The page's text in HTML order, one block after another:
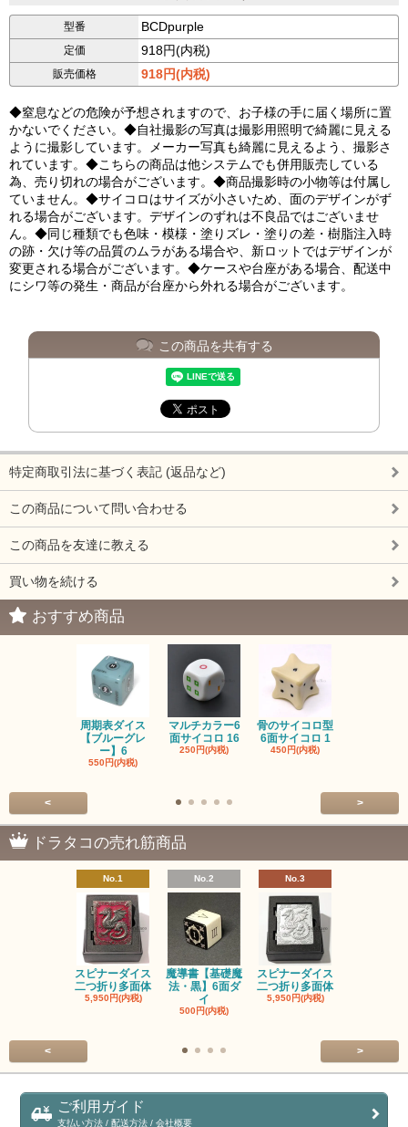
型番 BCDpurple
定価 918円(内税)
販売価格 918円(内税)
◆窒息などの危険が予想されますので、お子様の手に届く場所に置
かないでください。◆自社撮影の写真は撮影用照明で綺麗に見える
ように撮影しています。メーカー写真も綺麗に見えるよう、撮影さ
れています。◆こちらの商品は他システムでも併用販売している
為、売り切れの場合がございます。◆商品撮影時の小物等は付属し
ていません。◆サイコロはサイズが小さいため、面のデザインがず
れる場合がございます。デザインのずれは不良品ではございませ
ん。◆同じ種類でも色味・模様・塗りズレ・塗りの差・樹脂注入時
の跡・欠け等の品質のムラがある場合や、新ロットではデザインが
変更される場合がございます。◆ケースや台座がある場合、配送中
にシワ等の発生・商品が台座から外れる場合がございます。
この商品を共有する
特定商取引法に基づく表記 (返品など)
この商品について問い合わせる
この商品を友達に教える
買い物を続ける
おすすめ商品
周期表ダイス
【ブルーグレ
ー】6
550円(内税)
マルチカラー6
面サイコロ 16
250円(内税)
骨のサイコロ型
6面サイコロ 1
450円(内税)
< >
ドラタコの売れ筋商品
No.1
スピナーダイス
二つ折り多面体
5,950円(内税)
No.2
魔導書【基礎魔
法・黒】6面ダ
イ
500円(内税)
No.3
スピナーダイス
二つ折り多面体
5,950円(内税)
< >
ご利用ガイド
支払い方法 / 配送方法 / 会社概要